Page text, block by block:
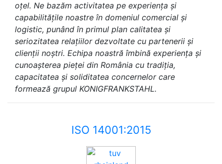
oțel. Ne bazăm activitatea pe experiența și
capabilitățile noastre în domeniul comercial și
logistic, punând în primul plan calitatea și
seriozitatea relațiilor dezvoltate cu partenerii și
clienții noștri. Echipa noastră îmbină experiența și
cunoașterea pieței din România cu tradiția,
capacitatea și soliditatea concernelor care
formează grupul KONIGFRANKSTAHL.
ISO 14001:2015